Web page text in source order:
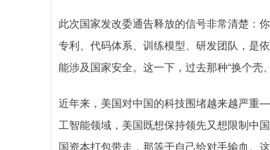
此次国家发改委通告释放的信号非常清楚：
专利、代码体系、训练模型、研发团队，是
能涉及国家安全。这一下，过去那种“换个壳
近年来，美国对中国的科技围堵越来越严重
工智能领域，美国既想保持领先又想限制中
国资本打包带走，那等于自己给对手输血。